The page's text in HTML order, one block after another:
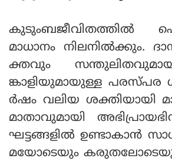
മാധാനം നിലനില്‍ക്കും.
ക്തവും
ങ്കാളിയുമായുള്ള
ര്‍ഷം വലിയ ശക്തിയായി
മാതാവുമായി
ഘട്ടങ്ങളില്‍ ഉണ്ടാകാന്‍
മയോടെയും കരുതലോടെയും